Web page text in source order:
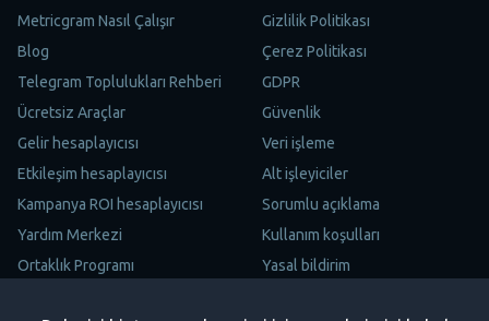
Metricgram Nasıl Çalışır
Blog
Telegram Toplulukları Rehberi
Ücretsiz Araçlar
Gelir hesaplayıcısı
Etkileşim hesaplayıcısı
Kampanya ROI hesaplayıcısı
Yardım Merkezi
Ortaklık Programı
Gizlilik Politikası
Çerez Politikası
GDPR
Güvenlik
Veri işleme
Alt işleyiciler
Sorumlu açıklama
Kullanım koşulları
Yasal bildirim